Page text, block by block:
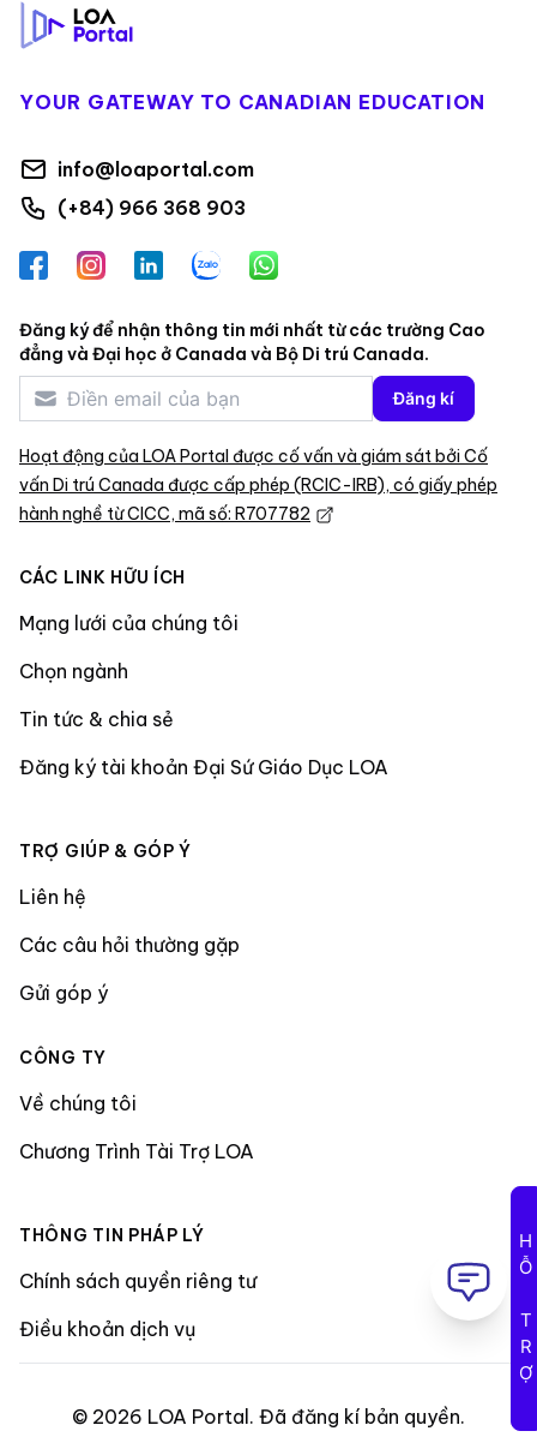
YOUR GATEWAY TO CANADIAN EDUCATION
info@loaportal.com
(+84) 966 368 903
FacebookInstagramLinkedInZalo WhatsApp
Đăng ký để nhận thông tin mới nhất từ các trường Cao
đẳng và Đại học ở Canada và Bộ Di trú Canada.
Đăng kí
Hoạt động của LOA Portal được cố vấn và giám sát bởi Cố
vấn Di trú Canada được cấp phép (RCIC-IRB), có giấy phép
hành nghề từ CICC, mã số: R707782
CÁC LINK HỮU ÍCH
Mạng lưới của chúng tôi
Chọn ngành
Tin tức & chia sẻ
Đăng ký tài khoản Đại Sứ Giáo Dục LOA
TRỢ GIÚP & GÓP Ý
Liên hệ
Các câu hỏi thường gặp
Gửi góp ý
CÔNG TY
Về chúng tôi
Chương Trình Tài Trợ LOA
THÔNG TIN PHÁP LÝ
Chính sách quyền riêng tư
Điều khoản dịch vụ
© 2026 LOA Portal . Đã đăng kí bản quyền.
HỖ TRỢ